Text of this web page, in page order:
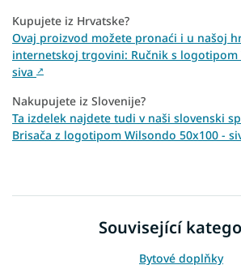
Kupujete iz Hrvatske?
Ovaj proizvod možete pronaći i u našoj
internetskoj trgovini: Ručnik s logotipom
siva ↗
Nakupujete iz Slovenije?
Ta izdelek najdete tudi v naši slovenski
Brisača z logotipom Wilsondo 50x100 -
Související
Bytové doplňky